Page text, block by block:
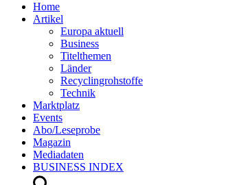
Home
Artikel
Europa aktuell
Business
Titelthemen
Länder
Recyclingrohstoffe
Technik
Marktplatz
Events
Abo/Leseprobe
Magazin
Mediadaten
BUSINESS INDEX